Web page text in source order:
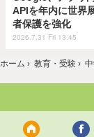
APIを年内に世界
者保護を強化
2026.7.31 Fri 13:45
ホーム › 教育・受験 ›